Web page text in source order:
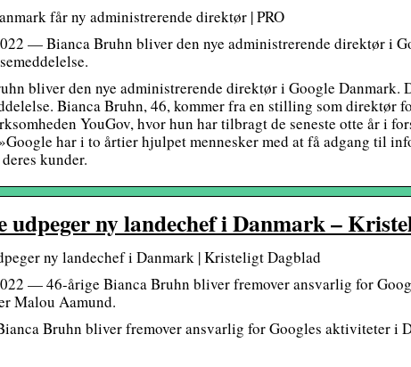
får ny administrerende direktør | PRO
— Bianca Bruhn bliver den nye administrerende direktør i
bliver den nye administrerende direktør i Google Danmark.
Bianca Bruhn, 46, kommer fra en stilling som direktør
YouGov, hvor hun har tilbragt de seneste otte år i
har i to årtier hjulpet mennesker med at få adgang til
kunder.
udpeger ny landechef i Danmark –
ny landechef i Danmark | Kristeligt Dagblad
— 46-årige Bianca Bruhn bliver fremover ansvarlig for
Malou Aamund.
Bruhn bliver fremover ansvarlig for Googles aktiviteter i